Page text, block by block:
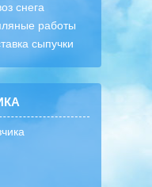
снега
работы
сыпучки